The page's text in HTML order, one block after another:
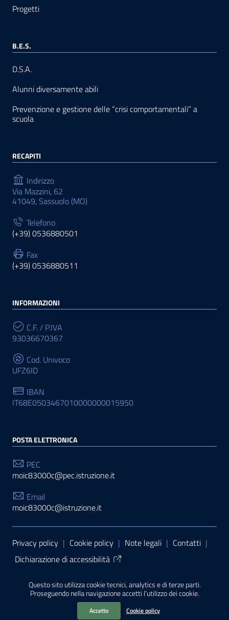
Questo sito utilizza cookie tecnici, analytics e di terze parti.
Proseguendo nella navigazione accetti l’utilizzo dei cookie.
Accetto Cookie policy
Progetti
B.E.S.
D.S.A.
Alunni diversamente abili
Prevenzione e gestione delle “crisi comportamentali” a
scuola
RECAPITI
Indirizzo
Via Mazzini, 62
41049, Sassuolo (MO)
Telefono
(+39) 0536880501
Fax
(+39) 0536880511
INFORMAZIONI
C.F. / P.IVA
93036670367
Cod. Univoco
UFZ6ID
IBAN
IT68E0503467010000000015950
POSTA ELETTRONICA
PEC
moic83000c@pec.istruzione.it
Email
moic83000c@istruzione.it
Sezione Link Utili
Privacy policy | Cookie policy | Note legali | Contatti |
Dichiarazione di accessibilità
PA di AgID
| Realizzato con WordPress
da